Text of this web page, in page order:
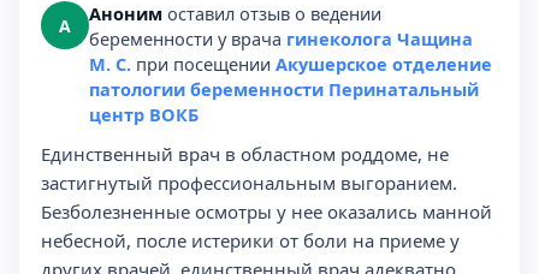
А Аноним оставил отзыв о ведении
беременности у врача гинеколога Чащина
М. С. при посещении Акушерское отделение
патологии беременности Перинатальный
центр ВОКБ
Единственный врач в областном роддоме, не
застигнутый профессиональным выгоранием.
Безболезненные осмотры у нее оказались манной
небесной, после истерики от боли на приеме у
других врачей. единственный врач адекватно